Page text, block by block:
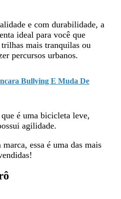
e com durabilidade, a
ideal para você que
mais tranquilas ou
percursos urbanos.
Bullying E Muda De
é uma bicicleta leve,
agilidade.
essa é uma das mais